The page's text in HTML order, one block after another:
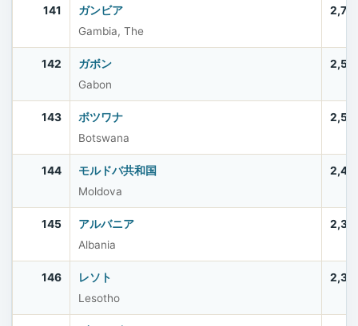
141
ガンビア
Gambia, The
142
ガボン
Gabon
143
ボツワナ
Botswana
144
モルドバ共和国
Moldova
145
アルバニア
Albania
146
レソト
Lesotho